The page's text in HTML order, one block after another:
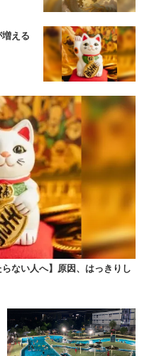
増える
ない人へ】原因、はっきりし